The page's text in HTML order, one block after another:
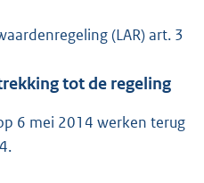
(LAR) art. 3
tot de regeling
6 mei 2014 werken terug